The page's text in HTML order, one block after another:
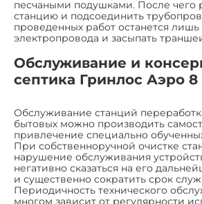
песчаными подушками. После чего
станцию и подсоединить
проведенных работ останется
электропровода и засыпать
Обслуживание и
септика Гринлос Аэро 8
Обслуживание станций
бытовых можно производить
привлечение специально
При собственноручной очистке
нарушение обслуживания
негативно сказаться на его
и существенно сократить срок
Периодичность технического
многом зависит от регулярности